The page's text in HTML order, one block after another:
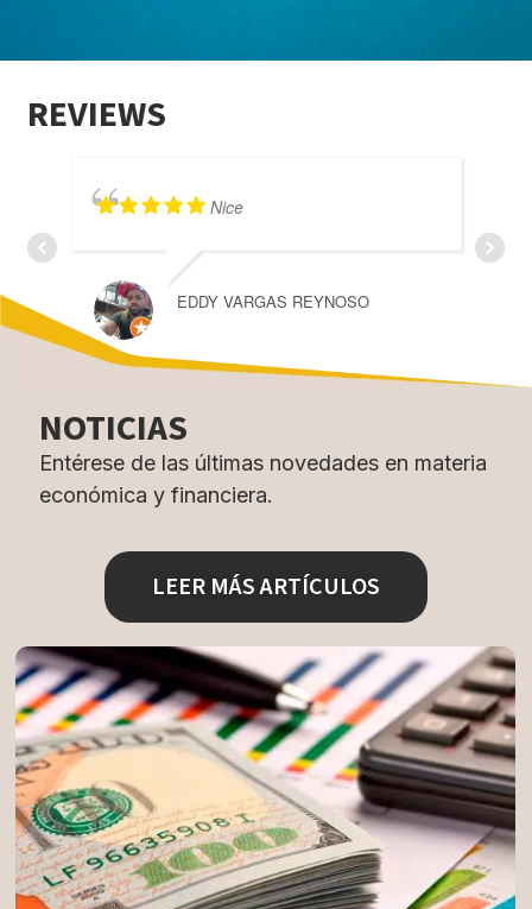
REVIEWS
Nice
EDDY VARGAS REYNOSO
NOTICIAS
Entérese de las últimas novedades en materia
económica y financiera.
LEER MÁS ARTÍCULOS